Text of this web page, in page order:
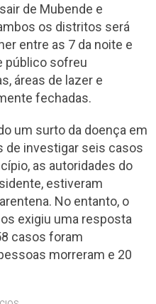
de Mubende e
os distritos será
entre as 7 da noite e
público sofreu
áreas de lazer e
fechadas.
um surto da doença em
de investigar seis casos
as autoridades do
estiveram
No entanto, o
exigiu uma resposta
casos foram
morreram e 20